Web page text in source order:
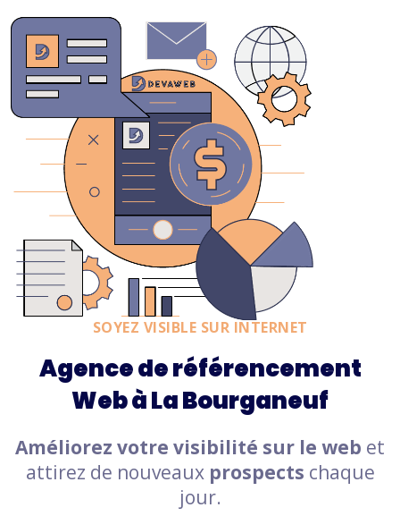
SOYEZ VISIBLE SUR INTERNET
Agence de référencement
Web à La Bourganeuf
Améliorez votre visibilité sur le web et
attirez de nouveaux prospects chaque
jour.